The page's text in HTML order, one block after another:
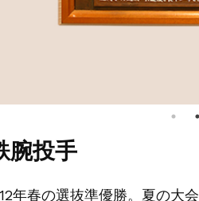
腕投手
年春の選抜準優勝。夏の大